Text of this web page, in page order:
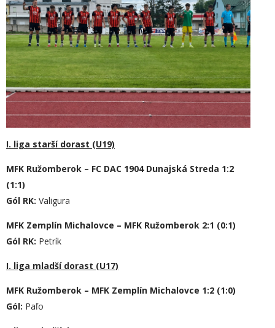
I. liga starší dorast (U19)
MFK Ružomberok – FC DAC 1904 Dunajská Streda 1:2
(1:1)
Gól RK: Valigura
MFK Zemplín Michalovce – MFK Ružomberok 2:1 (0:1)
Gól RK: Petrík
I. liga mladší dorast (U17)
MFK Ružomberok – MFK Zemplín Michalovce 1:2 (1:0)
Gól: Paľo